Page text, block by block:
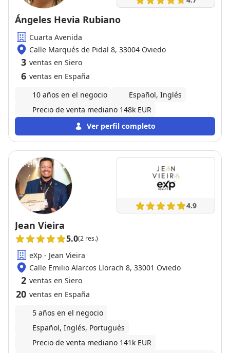
Ángeles Hevia Rubiano
Cuarta Avenida
Calle Marqués de Pidal 8, 33004 Oviedo
3 ventas en Siero
6 ventas en España
10 años en el negocio
Español, Inglés
Precio de venta mediano 148k EUR
Ver perfil completo
4.9
Jean Vieira
5.0(2 res.)
eXp - Jean Vieira
Calle Emilio Alarcos Llorach 8, 33001 Oviedo
2 ventas en Siero
20 ventas en España
5 años en el negocio
Español, Inglés, Portugués
Precio de venta mediano 141k EUR